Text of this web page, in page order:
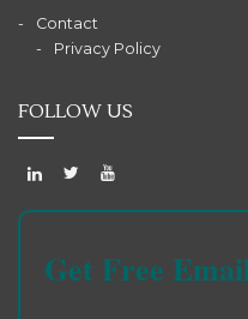
Contact
Privacy Policy
FOLLOW US
Get Free